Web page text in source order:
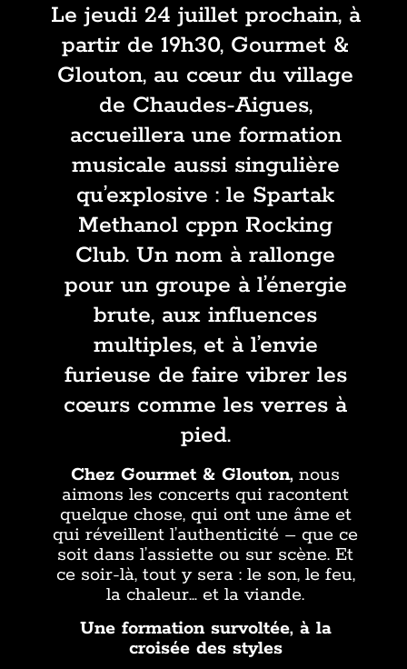
Le jeudi 24 juillet prochain, à
partir de 19h30, Gourmet &
Glouton, au cœur du village
de Chaudes-Aigues,
accueillera une formation
musicale aussi singulière
qu’explosive : le Spartak
Methanol cppn Rocking
Club. Un nom à rallonge
pour un groupe à l’énergie
brute, aux influences
multiples, et à l’envie
furieuse de faire vibrer les
cœurs comme les verres à
pied.
Chez Gourmet & Glouton, nous
aimons les concerts qui racontent
quelque chose, qui ont une âme et
qui réveillent l’authenticité – que ce
soit dans l’assiette ou sur scène. Et
ce soir-là, tout y sera : le son, le feu,
la chaleur… et la viande.
Une formation survoltée, à la
croisée des styles